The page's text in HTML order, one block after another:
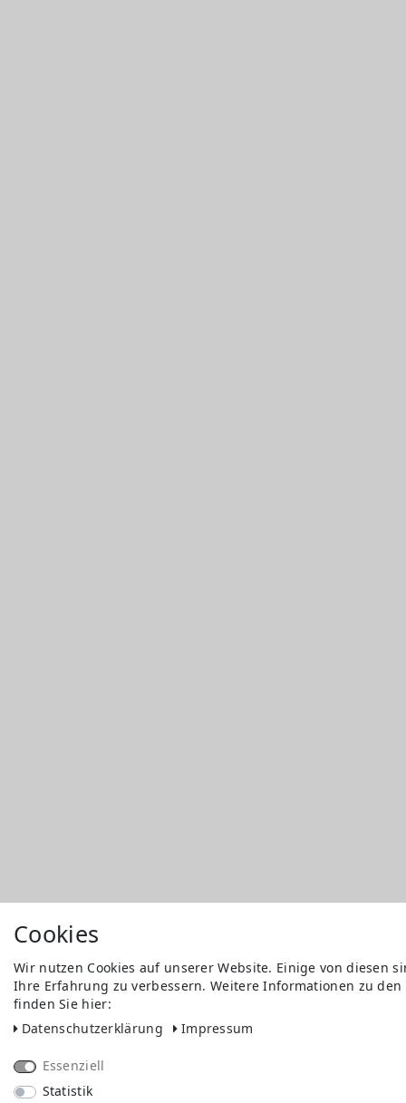
Cookies
Wir nutzen Cookies auf unserer Website. Einige von diesen
Ihre Erfahrung zu verbessern. Weitere Informationen zu
finden Sie hier:
Daten­schutz­erklärung
Impressum
Essenziell
Statistik